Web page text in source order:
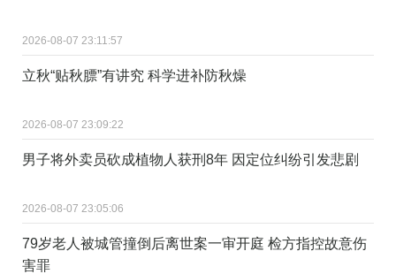
2026-08-07 23:11:57
立秋“贴秋膘”有讲究 科学进补防秋燥
2026-08-07 23:09:22
男子将外卖员砍成植物人获刑8年 因定位纠纷引发悲剧
2026-08-07 23:05:06
79岁老人被城管撞倒后离世案一审开庭 检方指控故意伤
害罪